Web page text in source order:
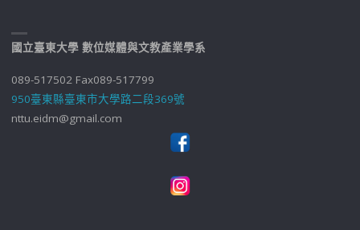
國立臺東大學 數位媒體與文教產業學系
089-517502 Fax089-517799
950臺東縣臺東市大學路二段369號
nttu.eidm@gmail.com